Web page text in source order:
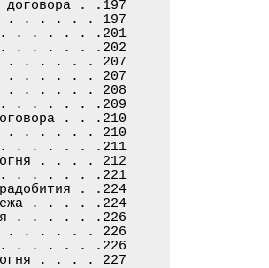
договора . .197
. . . . . . . 197
. . . . . . . .201
. . . . . . . .202
. . . . . . . 207
. . . . . . . . 207
. . . . . . . . 208
. . . . . . . .209
. . .210
. . . . . . . 210
. . . . . . . .211
огня . . . . 212
. . . . . . .221
. .224
. . . . .224
. . . . . .226
. . . . . . . . 226
. . . . . . . .226
огня . . . . 227